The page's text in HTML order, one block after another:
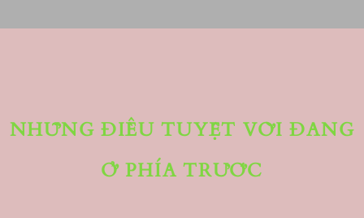
NHỮNG ĐIỀU TUYỆT VỜI ĐANG
Ở PHÍA TRƯỚC